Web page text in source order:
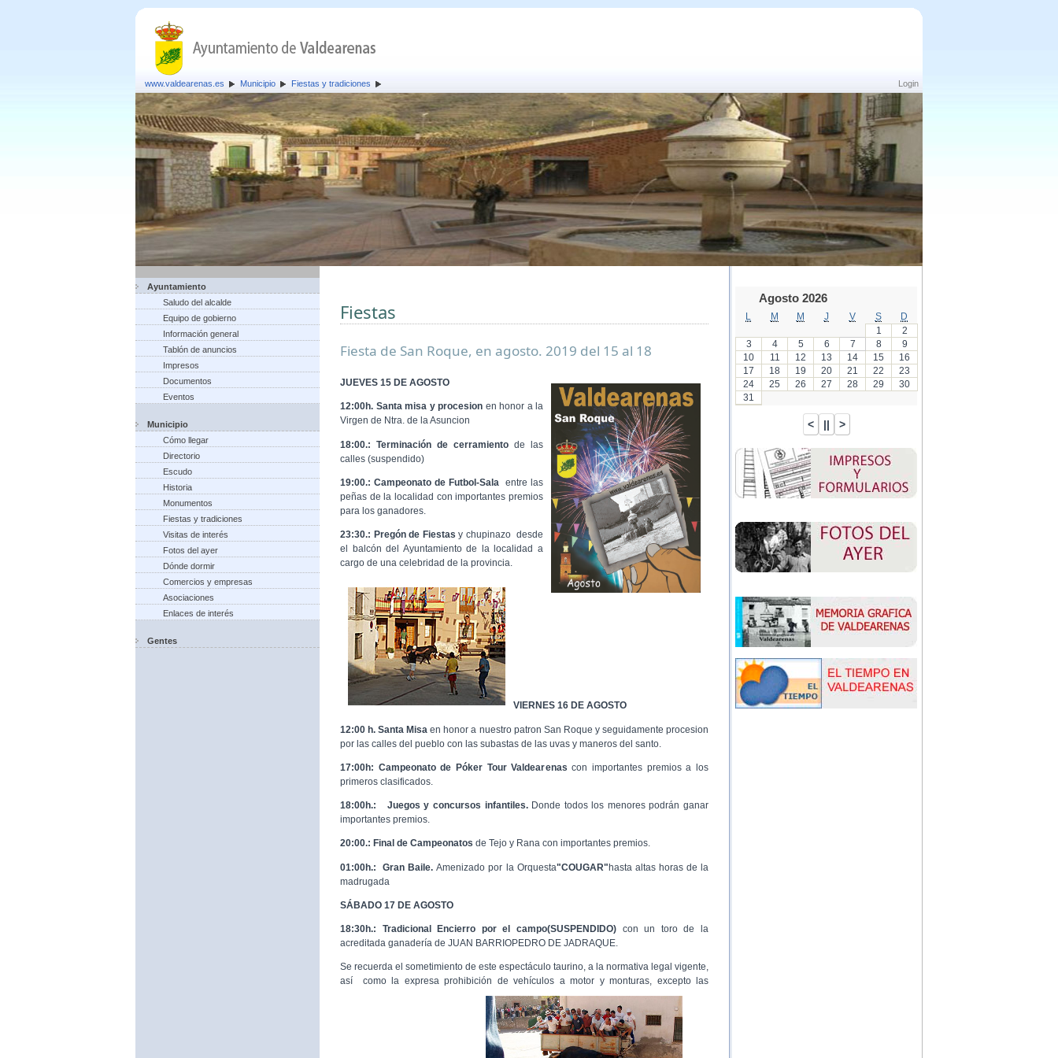
Login
www.valdearenas.es Municipio Fiestas y tradiciones
Ayuntamiento
Saludo del alcalde
Equipo de gobierno
Información general
Tablón de anuncios
Impresos
Documentos
Eventos
Municipio
Cómo llegar
Directorio
Escudo
Historia
Monumentos
Fiestas y tradiciones
Visitas de interés
Fotos del ayer
Dónde dormir
Comercios y empresas
Asociaciones
Enlaces de interés
Gentes
Fiestas
Fiesta de San Roque, en agosto. 2019 del 15 al 18
JUEVES 15 DE AGOSTO
12:00h. Santa misa y procesion en honor a la
Virgen de Ntra. de la Asuncion
18:00.: Terminación de cerramiento de las
calles (suspendido)
19:00.: Campeonato de Futbol-Sala entre las
peñas de la localidad con importantes premios
para los ganadores.
23:30.: Pregón de Fiestasy chupinazo desde
el balcón del Ayuntamiento de la localidad a
cargo de una celebridad de la provincia.
VIERNES 16 DE AGOSTO
12:00 h. Santa Misa en honor a nuestro patron San Roque y seguidamente procesion
por las calles del pueblo con las subastas de las uvas y maneros del santo.
17:00h: Campeonato de Póker Tour Valdearenascon importantes premios a los
primeros clasificados.
18:00h.: Juegos y concursos infantiles.Donde todos los menores podrán ganar
importantes premios.
20:00.: Final de Campeonatos de Tejo y Rana con importantes premios.
01:00h.: Gran Baile.Amenizado por la Orquesta"COUGAR"hasta altas horas de la
madrugada
SÁBADO 17 DE AGOSTO
18:30h.: Tradicional Encierro por el campo(SUSPENDIDO) con un toro de la
acreditada ganadería de JUAN BARRIOPEDRO DE JADRAQUE.
Se recuerda el sometimiento de este espectáculo taurino, a la normativa legal vigente,
así como la expresa prohibición de vehículos a motor y monturas, excepto las
Agosto 2026
M M J V S
D
1
2
3
4 5 6 7 8
9
10
11 12 13 14 15
16
17
18 19 20 21 22
23
24
25 26 27 28 29
30
31